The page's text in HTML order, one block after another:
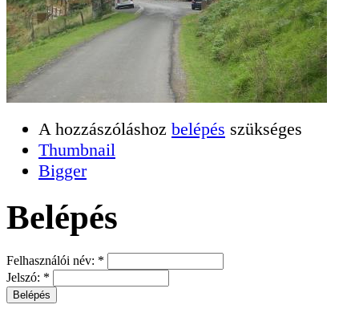
A hozzászóláshoz belépés szükséges
Thumbnail
Bigger
Belépés
Felhasználói név: *
Jelszó: *